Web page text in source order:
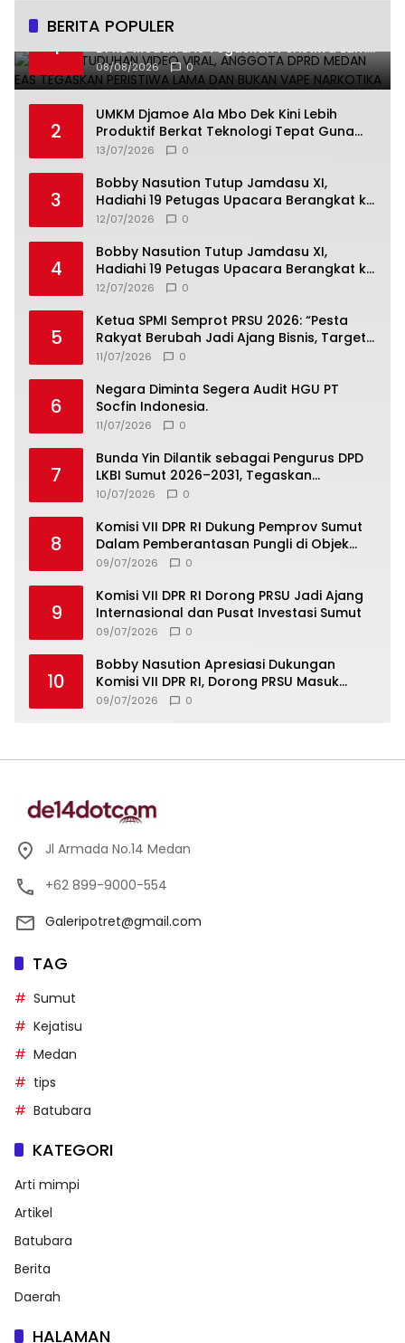
BERITA POPULER
1
Bantah Tuduhan Video Viral, Anggota
DPRD Medan EAS Tegaskan Peristiwa Lama
dan Bukan Vape Narkotika
08/08/2026 0
2
UMKM Djamoe Ala Mbo Dek Kini Lebih
Produktif Berkat Teknologi Tepat Guna
dari Universitas Dhyana Pura
13/07/2026 0
3
Bobby Nasution Tutup Jamdasu XI,
Hadiahi 19 Petugas Upacara Berangkat ke
Jamnas 2026
12/07/2026 0
4
Bobby Nasution Tutup Jamdasu XI,
Hadiahi 19 Petugas Upacara Berangkat ke
Jamnas 2026
12/07/2026 0
5
Ketua SPMI Semprot PRSU 2026: “Pesta
Rakyat Berubah Jadi Ajang Bisnis, Target
300 Ribu Pengunjung Tinggal Slogan”
11/07/2026 0
6
Negara Diminta Segera Audit HGU PT
Socfin Indonesia.
11/07/2026 0
7
Bunda Yin Dilantik sebagai Pengurus DPD
LKBI Sumut 2026–2031, Tegaskan
Komitmen Perkuat Toleransi dan
10/07/2026 0
8
Komisi VII DPR RI Dukung Pemprov Sumut
Dalam Pemberantasan Pungli di Objek
Wisata
09/07/2026 0
9
Komisi VII DPR RI Dorong PRSU Jadi Ajang
Internasional dan Pusat Investasi Sumut
09/07/2026 0
10
Bobby Nasution Apresiasi Dukungan
Komisi VII DPR RI, Dorong PRSU Masuk
Kalender Event Nasional
09/07/2026 0
Jl Armada No.14 Medan
+62 899-9000-554
Galeripotret@gmail.com
TAG
Sumut
Kejatisu
Medan
tips
Batubara
KATEGORI
Arti mimpi
Artikel
Batubara
Berita
Daerah
HALAMAN